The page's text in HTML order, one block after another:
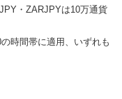
・ZARJPYは10万通貨
時間帯に適用、いずれも